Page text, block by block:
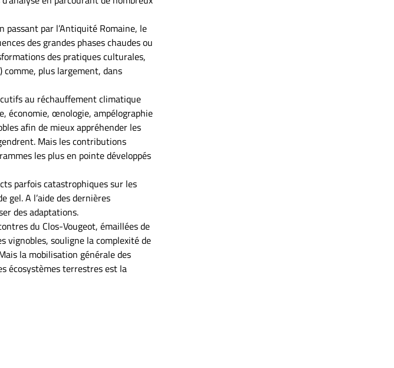
par l’Antiquité Romaine, le
des grandes phases chaudes ou
des pratiques culturales,
comme, plus largement, dans
au réchauffement climatique
économie, œnologie, ampélographie
afin de mieux appréhender les
Mais les contributions
les plus en pointe développés
parfois catastrophiques sur les
gel. A l’aide des dernières
des adaptations.
du Clos-Vougeot, émaillées de
souligne la complexité de
la mobilisation générale des
écosystèmes terrestres est la